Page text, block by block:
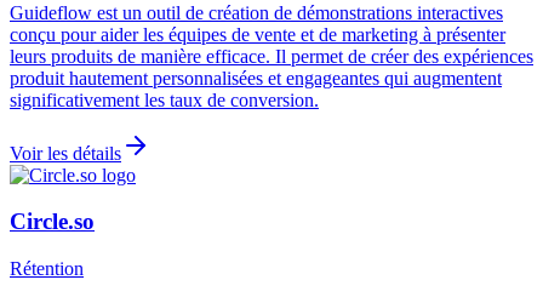
Guideflow est un outil de création de démonstrations interactives
conçu pour aider les équipes de vente et de marketing à présenter
leurs produits de manière efficace. Il permet de créer des expériences
produit hautement personnalisées et engageantes qui augmentent
significativement les taux de conversion.
Voir les détails
Circle.so
Rétention